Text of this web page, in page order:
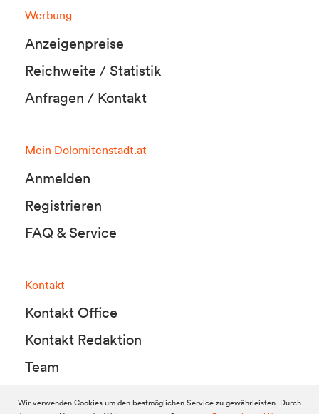
Werbung
Anzeigenpreise
Reichweite / Statistik
Anfragen / Kontakt
Mein Dolomitenstadt.at
Anmelden
Registrieren
FAQ & Service
Kontakt
Kontakt Office
Kontakt Redaktion
Team
Wir verwenden Cookies um den bestmöglichen Service zu gewährleisten. Durch